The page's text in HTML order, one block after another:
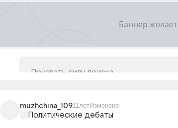
muzhchina_10911летИзменено
Политические дебаты